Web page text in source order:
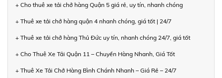
+ Cho thuê xe tải chở hàng Quận 5 giá rẻ, uy tín, nhanh chóng
+ Thuê xe tải chở hàng quận 4 nhanh chóng, giá tốt | 24/7
+ Thuê xe tải chở hàng Thủ Đức uy tín, nhanh chóng 24/7, giá tốt
+ Cho Thuê Xe Tải Quận 11 – Chuyển Hàng Nhanh, Giá Tốt
+ Thuê Xe Tải Chở Hàng Bình Chánh Nhanh – Giá Rẻ – 24/7